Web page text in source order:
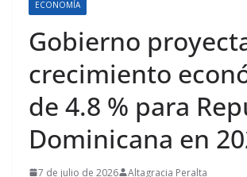
ECONOMÍA
Gobierno
crecimiento
de 4.8 % para
Dominicana en
7 de julio de 2026 Altagracia Peralta